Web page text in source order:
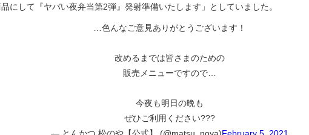
にして『ヤバい夜弁当第2弾』発射準備いたします」としていました。
…色んなご意見ありがとうございます！
改めるまでは皆さまのための
販売メニューですので…
今夜も明日の晩も
ぜひご利用ください???